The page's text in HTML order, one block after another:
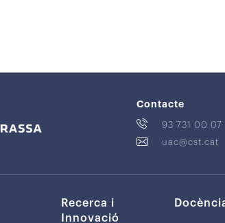
Contacte
93 731 00 07
uac@cst.cat
Recerca i
Innovació